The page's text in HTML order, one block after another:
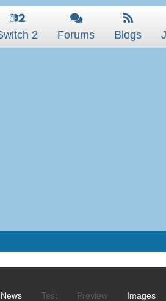
2 Forums Blogs
News Test Preview Images